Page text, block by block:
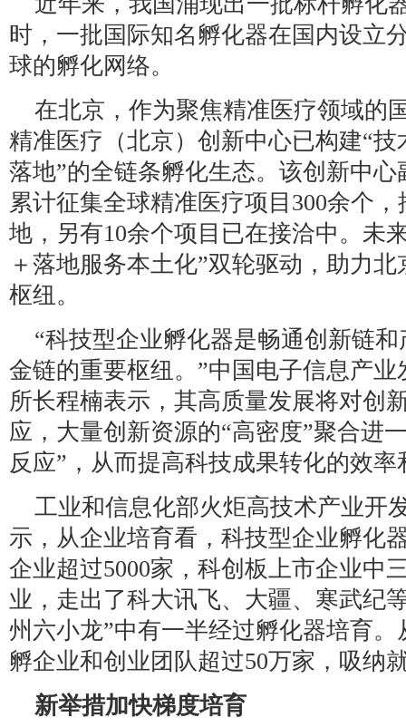
时，一批国际知名孵化器在国内设立
球的孵化网络。
在北京，作为聚焦精准医疗领域的
精准医疗（北京）创新中心已构建“
落地”的全链条孵化生态。该创新中
累计征集全球精准医疗项目300余个
地，另有10余个项目已在接洽中。未
＋落地服务本土化”双轮驱动，助力
枢纽。
“科技型企业孵化器是畅通创新链
金链的重要枢纽。”中国电子信息产
所长程楠表示，其高质量发展将对创
应，大量创新资源的“高密度”聚合进
反应”，从而提高科技成果转化的效率
工业和信息化部火炬高技术产业开
示，从企业培育看，科技型企业孵化
企业超过5000家，科创板上市企业中
业，走出了科大讯飞、大疆、寒武纪
州六小龙”中有一半经过孵化器培育
孵企业和创业团队超过50万家，吸纳
新举措加快梯度培育